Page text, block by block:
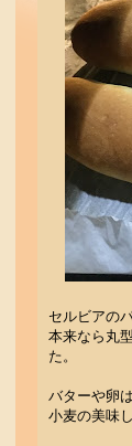
セルビアの
本来なら丸
た。
バターや卵
小麦の美味